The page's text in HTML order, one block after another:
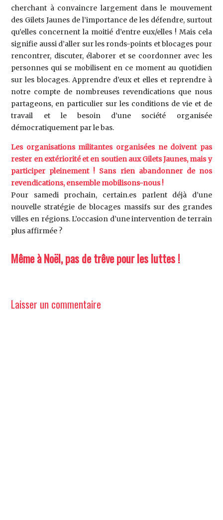
cherchant à convaincre largement dans le mouvement
des Gilets Jaunes de l’importance de les défendre, surtout
qu’elles concernent la moitié d’entre eux/elles ! Mais cela
signifie aussi d’aller sur les ronds-points et blocages pour
rencontrer, discuter, élaborer et se coordonner avec les
personnes qui se mobilisent en ce moment au quotidien
sur les blocages. Apprendre d’eux et elles et reprendre à
notre compte de nombreuses revendications que nous
partageons, en particulier sur les conditions de vie et de
travail et le besoin d’une société organisée
démocratiquement par le bas.
Les organisations militantes organisées ne doivent pas
rester en extériorité et en soutien aux Gilets Jaunes, mais y
participer pleinement ! Sans rien abandonner de nos
revendications, ensemble mobilisons-nous !
Pour samedi prochain, certain.es parlent déjà d’une
nouvelle stratégie de blocages massifs sur des grandes
villes en régions. L’occasion d’une intervention de terrain
plus affirmée ?
Même à Noël, pas de trêve pour les luttes !
Laisser un commentaire